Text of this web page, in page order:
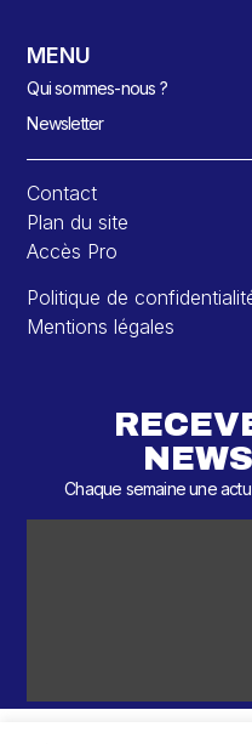
MENU
Qui sommes-nous ?
Newsletter
Contact
Plan du site
Accès Pro
Politique de
Mentions légales
Chaque semaine une